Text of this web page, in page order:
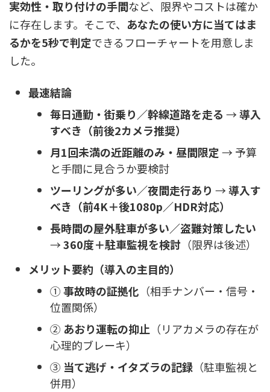
実効性・取り付けの手間など、限界やコストは確か
に存在します。そこで、 あなたの使い方に当てはま
るかを5秒で判定できるフローチャートを用意しま
した。
最速結論
毎日通勤・街乗り／幹線道路を走る →導入
すべき（前後2カメラ推奨）
月1回未満の近距離のみ・昼間限定→ 予算
と手間に見合うか要検討
ツーリングが多い／夜間走行あり →導入す
べき（前4K＋後1080p／HDR対応）
長時間の屋外駐車が多い／盗難対策したい
→360度＋駐車監視を検討 （限界は後述）
メリット要約（導入の主目的）
①事故時の証拠化 （相手ナンバー・信号・
位置関係）
② あおり運転の抑止 （リアカメラの存在が
心理的ブレーキ）
③ 当て逃げ・イタズラの記録 （駐車監視と
併用）